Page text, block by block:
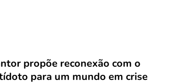
propõe reconexão com o
para um mundo em crise